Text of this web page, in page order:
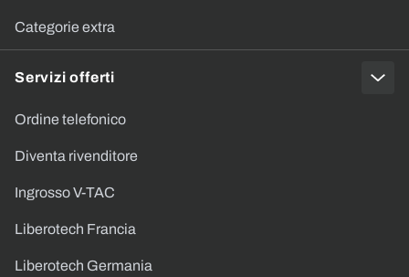
Categorie extra
Servizi offerti
Ordine telefonico
Diventa rivenditore
Ingrosso V-TAC
Liberotech Francia
Liberotech Germania